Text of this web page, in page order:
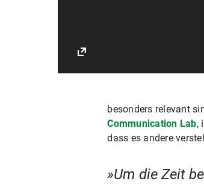
besonders relevant
Communication Lab,
dass es andere
Um die Zeit